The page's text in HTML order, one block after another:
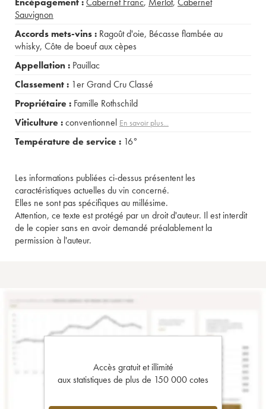
Sauvignon
Accords mets-vins : Ragoût d'oie, Bécasse flambée au
whisky, Côte de boeuf aux cèpes
Appellation : Pauillac
Classement : 1er Grand Cru Classé
Propriétaire : Famille Rothschild
Viticulture :conventionnel En savoir plus...
Température de service : 16°
Les informations publiées ci-dessus présentent les
caractéristiques actuelles du vin concerné.
Elles ne sont pas spécifiques au millésime.
Attention, ce texte est protégé par un droit d'auteur. Il est interdit
de le copier sans en avoir demandé préalablement la
permission à l'auteur.
Accès gratuit et illimité
aux statistiques de plus de 150 000 cotes